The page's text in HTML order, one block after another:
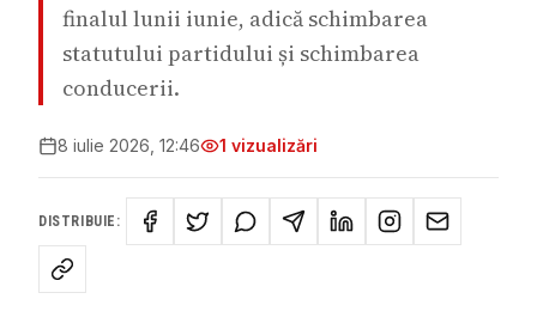
finalul lunii iunie, adică schimbarea
statutului partidului și schimbarea
conducerii.
8 iulie 2026, 12:46 1 vizualizări
DISTRIBUIE: